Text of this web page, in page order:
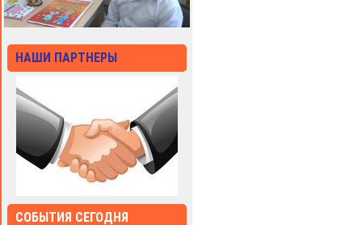
НАШИ ПАРТНЕРЫ
СОБЫТИЯ СЕГОДНЯ